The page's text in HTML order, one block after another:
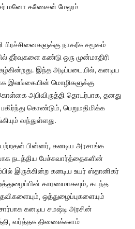
மனோ கணேசன் மேலும்
நாகரீக சமூகம்
தீர்வுகளை கண்டு ஒரு முன்மாதிரி
இந்த அடிப்படையில், கனடிய
இலங்கையின் மொழிகளுக்கு
அபிவிருத்தி தொடர்பாக, தனது
கொண்டும், பெறுமதிமிக்க
வந்துள்ளது.
பின்னர், கனடிய அரசாங்க
நடத்திய பேச்சுவார்த்தைகளின்
இருக்கின்ற கனடிய உயர் ஸ்தானிகர்
காரணமாகவும், கடந்த
ஒத்துழைப்புகளையும்
கனடிய சமஷ்டி அரசின்
வர்த்தக திணைக்களம்